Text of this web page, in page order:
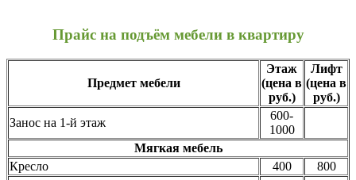
Прайс на подъём мебели в квартиру
Предмет мебели
Этаж
(цена в
руб.)
Лифт
(цена в
руб.)
Занос на 1-й этаж
600-
1000
Мягкая мебель
Кресло
400
800